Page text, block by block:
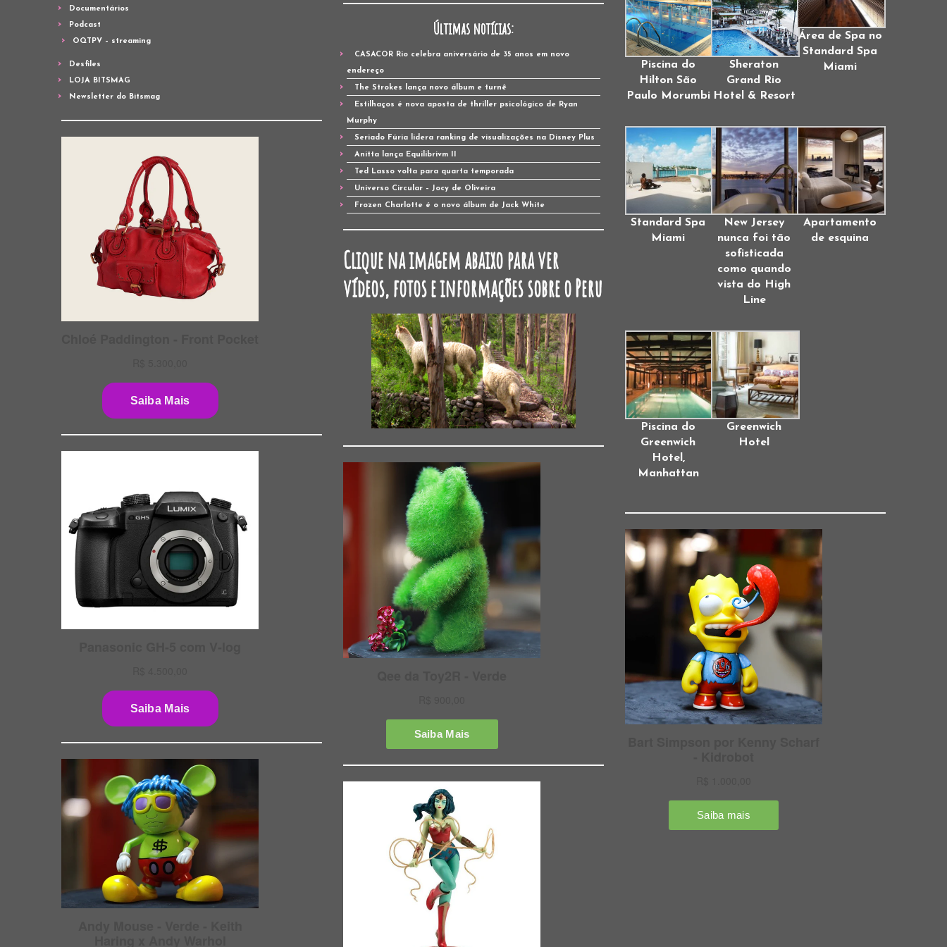
Documentários
Podcast
OQTPV – streaming
Desfiles
LOJA BITSMAG
Newsletter do Bitsmag
Últimas notícias:
CASACOR Rio celebra aniversário de 35 anos em novo
endereço
The Strokes lança novo álbum e turnê
Estilhaços é nova aposta de thriller psicológico de Ryan
Murphy
Seriado Fúria lidera ranking de visualizações na Disney Plus
Anitta lança Equilibrivm II
Ted Lasso volta para quarta temporada
Universo Circular – Jocy de Oliveira
Frozen Charlotte é o novo álbum de Jack White
Clique na imagem abaixo para ver
vídeos, fotos e informações sobre o Peru
Piscina do
Hilton São
Paulo Morumbi
Sheraton
Grand Rio
Hotel & Resort
Área de Spa no
Standard Spa
Miami
Standard Spa
Miami
New Jersey
nunca foi tão
sofisticada
como quando
vista do High
Line
Apartamento
de esquina
Piscina do
Greenwich
Hotel,
Manhattan
Greenwich
Hotel